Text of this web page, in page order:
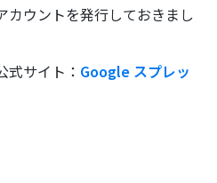
カウントを発行しておきまし
サイト： Google スプレッ